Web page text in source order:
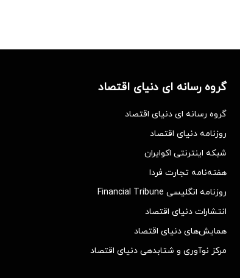
گروه رسانه ای دنیای اقتصاد
گروه رسانه ای دنیای اقتصاد
روزنامه دنیای اقتصاد
شبکه اینترنتی اکوایران
هفته‌نامه تجارت فردا
روزنامه انگلیسی Financial Tribune
انتشارات دنیای اقتصاد
همایش‌های دنیای اقتصاد
مرکز نوآوری و شتابدهی دنیای اقتصاد